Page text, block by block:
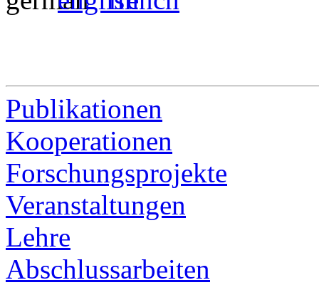
Publikationen
Kooperationen
Forschungsprojekte
Veranstaltungen
Lehre
Abschlussarbeiten